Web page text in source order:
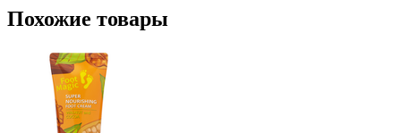
Похожие товары